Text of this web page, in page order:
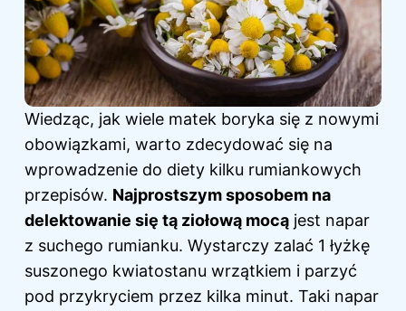
Wiedząc, jak wiele matek boryka się z nowymi
obowiązkami, warto zdecydować się na
wprowadzenie do diety kilku rumiankowych
przepisów. Najprostszym sposobem na
delektowanie się tą ziołową mocą jest napar
z suchego rumianku. Wystarczy zalać 1 łyżkę
suszonego kwiatostanu wrzątkiem i parzyć
pod przykryciem przez kilka minut. Taki napar